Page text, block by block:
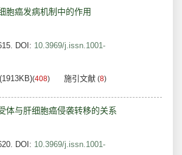
胞癌发病机制中的作用
DOI: 10.3969/j.issn.1001-
(408) 施引文献 (8)
体与肝细胞癌侵袭转移的关系
DOI: 10.3969/j.issn.1001-